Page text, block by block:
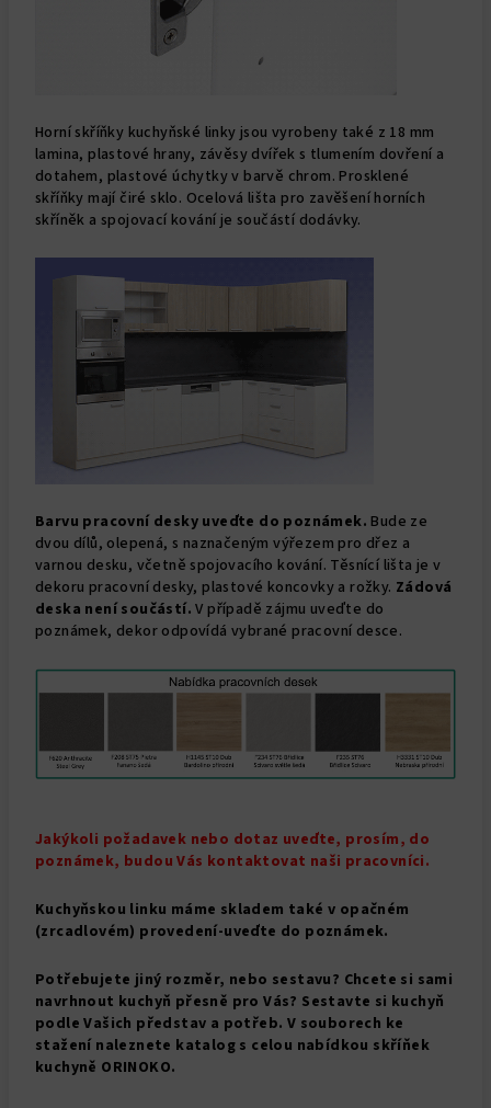
Horní skříňky kuchyňské linky jsou vyrobeny také z 18 mm
lamina, plastové hrany, závěsy dvířek s tlumením dovření a
dotahem, plastové úchytky v barvě chrom. Prosklené
skříňky mají čiré sklo. Ocelová lišta pro zavěšení horních
skříněk a spojovací kování je součástí dodávky.
Barvu pracovní desky uveďte do poznámek. Bude ze
dvou dílů, olepená, s naznačeným výřezem pro dřez a
varnou desku, včetně spojovacího kování. Těsnící lišta je v
dekoru pracovní desky, plastové koncovky a rožky. Zádová
deska není součástí. V případě zájmu uveďte do
poznámek, dekor odpovídá vybrané pracovní desce.
Jakýkoli požadavek nebo dotaz uveďte, prosím, do
poznámek, budou Vás kontaktovat naši pracovníci.
Kuchyňskou linku máme skladem také v opačném
(zrcadlovém) provedení-uveďte do poznámek.
Potřebujete jiný rozměr, nebo sestavu? Chcete si sami
navrhnout kuchyň přesně pro Vás? Sestavte si kuchyň
podle Vašich představ a potřeb. V souborech ke
stažení naleznete katalog s celou nabídkou skříňek
kuchyně ORINOKO.